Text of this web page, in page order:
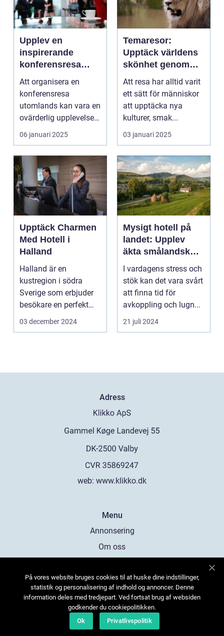
Upplev en
inspirerande
konferensresa
utomlands
Att organisera en
konferensresa
utomlands kan vara en
ovärderlig upplevelse
för föret...
06 januari 2025
Temaresor:
Upptäck världens
skönhet genom
specialiserade
resor
Att resa har alltid varit
ett sätt för människor
att upptäcka nya
kulturer, smak...
03 januari 2025
Upptäck Charmen
Med Hotell i
Halland
Halland är en
kustregion i södra
Sverige som erbjuder
besökare en perfekt
blandning a...
03 december 2024
Mysigt hotell på
landet: Upplev
äkta smålandsk
charm på
smålandstorpet
I vardagens stress och
stök kan det vara svårt
att finna tid för
avkoppling och lugn...
21 juli 2024
Adress
web: www.klikko.dk
Menu
Annonsering
Om oss
Kontakta oss
Sitemap
På vores website bruges cookies til at huske dine indstillinger,
statistik og personalisering af indhold og annoncer. Denne
information deles med tredjepart. Ved fortsat brug af websiden
godkender du cookiepolitikken.
Ok
Privatlivspolitik